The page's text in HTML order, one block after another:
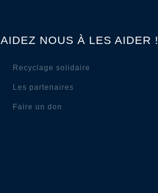
AIDEZ NOUS À LES AIDER !
Recyclage solidaire
Les partenaires
Faire un don